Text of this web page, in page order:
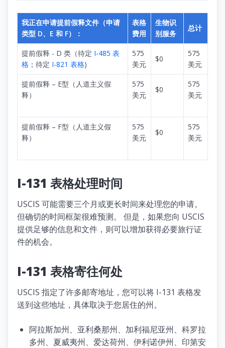
我正在申请提前假释文件（申请
类型 D、E 和 F）：
表格
费用
生物识
别服务
总计
提前假释 - D 类（待定 I-485 表
格 ；待定 I-821 表格)
575
美元
$0
575
美元
提前假释 – E型（人道主义假
释）
575
美元
$0
575
美元
提前假释 – F型（人道主义假
释）
575
美元
$0
575
美元
I-131 表格处理时间
USCIS 可能需要三个月或更长时间来处理您的申请。
但确切的时间框架很难预测。 但是，如果您向 USCIS
提供足够的信息和文件，则可以增加获得必要旅行证
件的机会。
I-131 表格寄往何处
USCIS 指定了许多邮寄地址，您可以将 I-131 表格发
送到这些地址，具体取决于您居住的州。
阿拉斯加州、亚利桑那州、加利福尼亚州、科罗拉
多州、夏威夷州、爱达荷州、伊利诺伊州、印第安